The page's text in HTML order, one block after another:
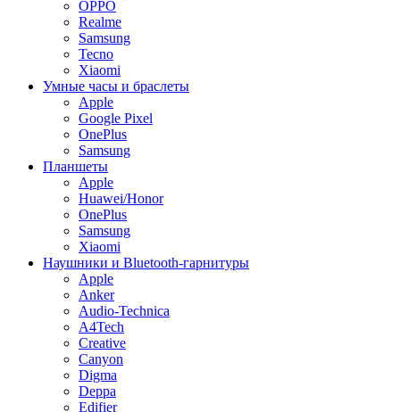
OPPO
Realme
Samsung
Tecno
Xiaomi
Умные часы и браслеты
Apple
Google Pixel
OnePlus
Samsung
Планшеты
Apple
Huawei/Honor
OnePlus
Samsung
Xiaomi
Наушники и Bluetooth-гарнитуры
Apple
Anker
Audio-Technica
A4Tech
Creative
Canyon
Digma
Deppa
Edifier